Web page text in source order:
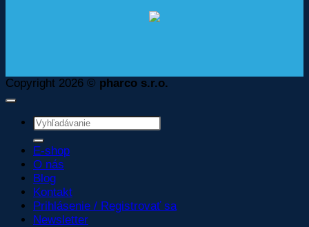
Copyright 2026 © pharco s.r.o.
Hľadať:
E-shop
O nás
Blog
Kontakt
Prihlásenie / Registrovať sa
Newsletter